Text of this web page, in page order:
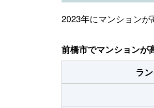
2023年にマンションが
前橋市でマンションが
ラ